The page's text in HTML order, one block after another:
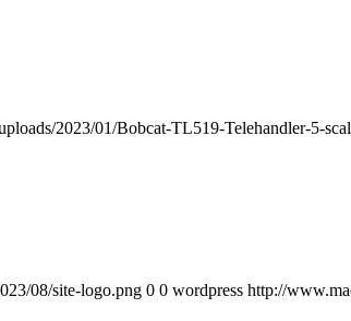
2023/01/Bobcat-TL519-Telehandler-5-
08/site-logo.png 0 0 wordpress http://